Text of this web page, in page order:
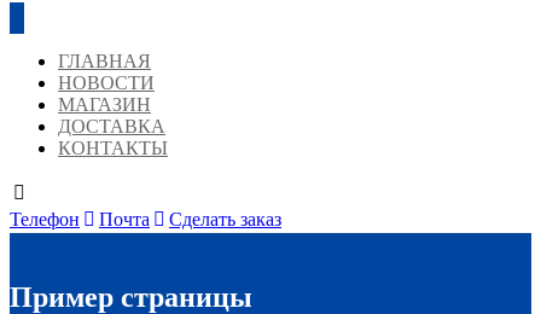
ГЛАВНАЯ
НОВОСТИ
МАГАЗИН
ДОСТАВКА
КОНТАКТЫ
Телефон Почта Сделать заказ
Пример страницы